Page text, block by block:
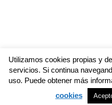
Utilizamos cookies propias y
servicios. Si continua
uso. Puede obtener más
cookies